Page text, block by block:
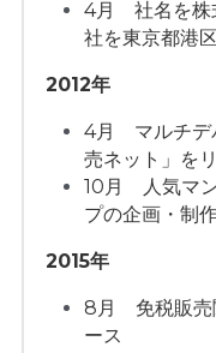
4月　社名を
社を東京都港
2012年
4月　マルチ
売ネット」を
10月　人気マ
プの企画・制
2015年
8月　免税販売
ース